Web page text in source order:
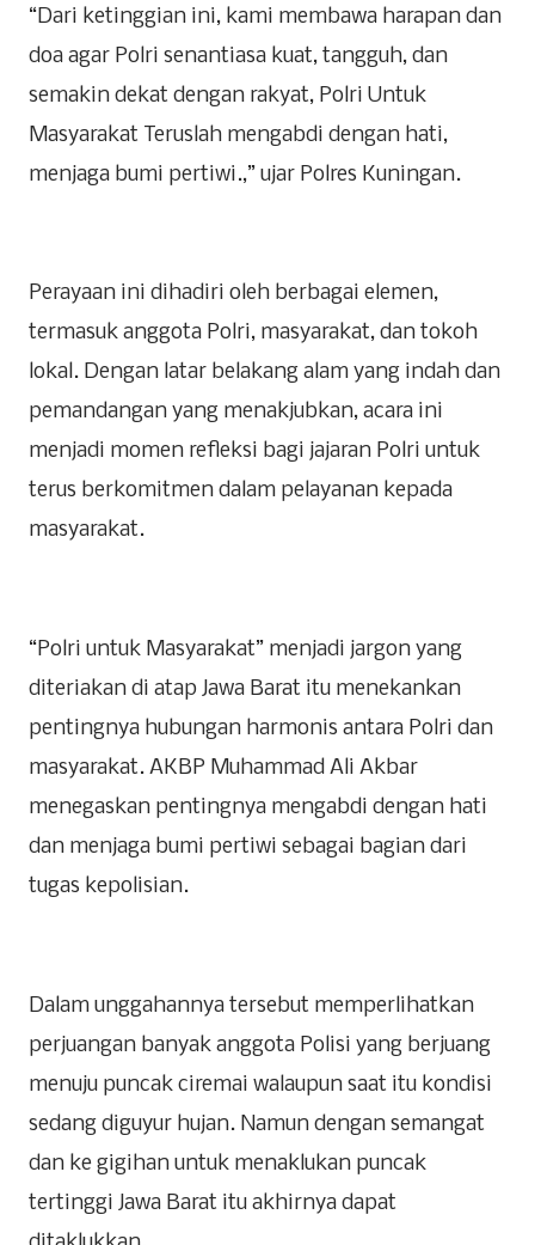
“Dari ketinggian ini, kami membawa harapan dan
doa agar Polri senantiasa kuat, tangguh, dan
semakin dekat dengan rakyat, Polri Untuk
Masyarakat Teruslah mengabdi dengan hati,
menjaga bumi pertiwi.,” ujar Polres Kuningan.
Perayaan ini dihadiri oleh berbagai elemen,
termasuk anggota Polri, masyarakat, dan tokoh
lokal. Dengan latar belakang alam yang indah dan
pemandangan yang menakjubkan, acara ini
menjadi momen refleksi bagi jajaran Polri untuk
terus berkomitmen dalam pelayanan kepada
masyarakat.
“Polri untuk Masyarakat” menjadi jargon yang
diteriakan di atap Jawa Barat itu menekankan
pentingnya hubungan harmonis antara Polri dan
masyarakat. AKBP Muhammad Ali Akbar
menegaskan pentingnya mengabdi dengan hati
dan menjaga bumi pertiwi sebagai bagian dari
tugas kepolisian.
Dalam unggahannya tersebut memperlihatkan
perjuangan banyak anggota Polisi yang berjuang
menuju puncak ciremai walaupun saat itu kondisi
sedang diguyur hujan. Namun dengan semangat
dan ke gigihan untuk menaklukan puncak
tertinggi Jawa Barat itu akhirnya dapat